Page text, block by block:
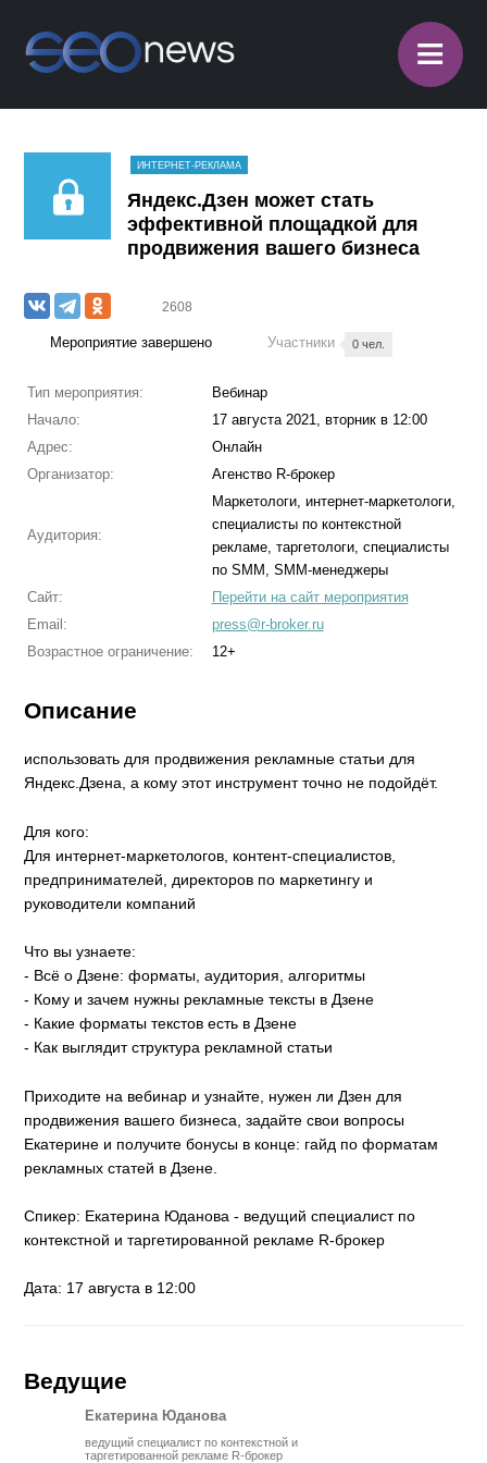
≡
ИНТЕРНЕТ-РЕКЛАМА
Яндекс.Дзен может стать
эффективной площадкой для
продвижения вашего бизнеса
2608
Мероприятие завершено Участники 0 чел.
Тип мероприятия:
Вебинар
Начало:
17 августа 2021, вторник в 12:00
Адрес:
Онлайн
Организатор:
Агенство R-брокер
Аудитория:
Маркетологи, интернет-маркетологи,
специалисты по контекстной
рекламе, таргетологи, специалисты
по SMM, SMM-менеджеры
Сайт:
Перейти на сайт мероприятия
Email:
press@r-broker.ru
Возрастное ограничение:
12+
Описание
использовать для продвижения рекламные статьи для
Яндекс.Дзена, а кому этот инструмент точно не подойдёт.
Для кого:
Для интернет-маркетологов, контент-специалистов,
предпринимателей, директоров по маркетингу и
руководители компаний
Что вы узнаете:
- Всё о Дзене: форматы, аудитория, алгоритмы
- Кому и зачем нужны рекламные тексты в Дзене
- Какие форматы текстов есть в Дзене
- Как выглядит структура рекламной статьи
Приходите на вебинар и узнайте, нужен ли Дзен для
продвижения вашего бизнеса, задайте свои вопросы
Екатерине и получите бонусы в конце: гайд по форматам
рекламных статей в Дзене.
Спикер: Екатерина Юданова - ведущий специалист по
контекстной и таргетированной рекламе R-брокер
Дата: 17 августа в 12:00
Ведущие
Екатерина Юданова
ведущий специалист по контекстной и
таргетированной рекламе R-брокер